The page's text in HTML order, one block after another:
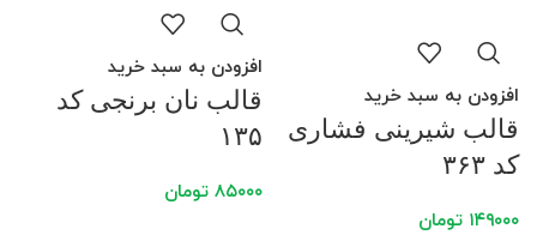
افزودن به سبد خرید
قالب شیرینی فشاری
کد ۳۶۳
۱۴۹۰۰۰ تومان
افزودن به سبد خرید
قالب نان برنجی کد
۱۳۵
۸۵۰۰۰ تومان